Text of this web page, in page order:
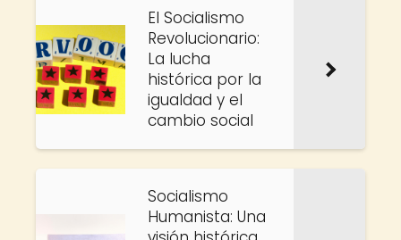
El Socialismo
Revolucionario:
La lucha
histórica por la
igualdad y el
cambio social
Socialismo
Humanista: Una